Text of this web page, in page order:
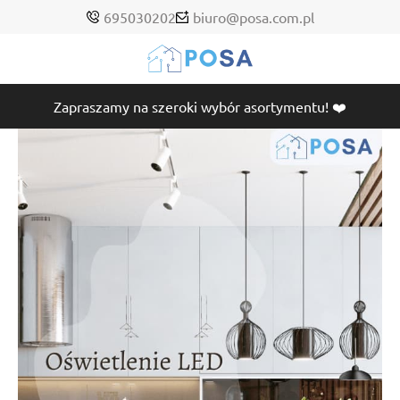
695030202 biuro@posa.com.pl
Zapraszamy na szeroki wybór asortymentu! ❤️